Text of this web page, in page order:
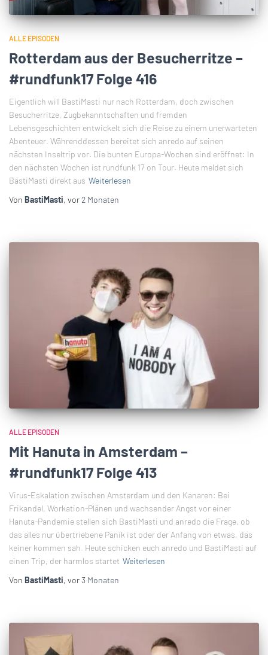
ALLE EPISODEN
Rotterdam aus der Besucherritze –
#rundfunk17 Folge 416
Eigentlich will BastiMasti nur nach Rotterdam, doch zwischen
Besucherritze, Zugbekanntschaften und fremden
Lebensgeschichten entwickelt sich die Reise zu einem unerwarteten
Abenteuer. Währenddessen bereitet sich anredo auf seinen
nächsten Inseltrip vor. Die bunten Europa-Wochen sind eröffnet: In
den nächsten Wochen ist rundfunk 17 on Tour. Heute meldet sich
BastiMasti direkt aus Weiterlesen
Von BastiMasti, vor 2 Monaten
ALLE EPISODEN
Mit Hanuta in Amsterdam –
#rundfunk17 Folge 413
Virus-Eskalation zwischen Amsterdam und den Kanaren: Bei
Frikandel, Workation-Plänen und wachsender Angst vor einer
Hanuta-Pandemie stellen sich BastiMasti und anredo die Frage, ob
das alles nur übertriebene Panik ist oder der Anfang von etwas, das
keiner kommen sah. Heute schicken euch anredo und BastiMasti auf
einen Trip, der harmlos startet Weiterlesen
Von BastiMasti, vor3 Monaten